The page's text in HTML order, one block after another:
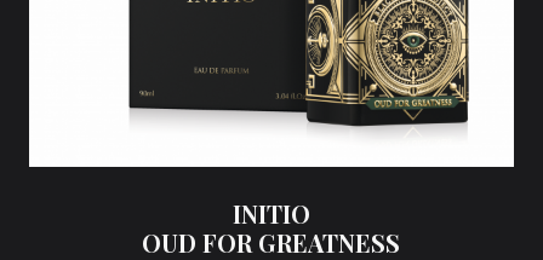
INITIO
OUD FOR GREATNESS